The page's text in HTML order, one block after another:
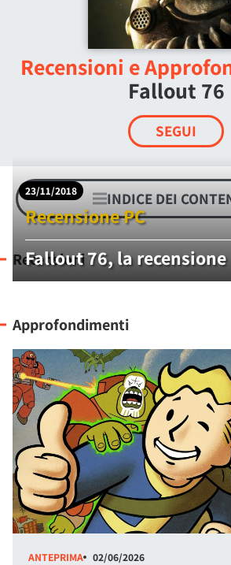
Recensioni e
Fallout 76
SEGUI
INDICE DEI
Recensioni
23/11/2018
Recensione PC
Fallout 76, la recensione
Approfondimenti
ANTEPRIMA 02/06/2026